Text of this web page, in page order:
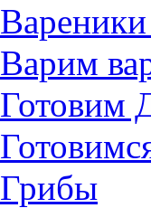
Варим
Готовим
Грибы